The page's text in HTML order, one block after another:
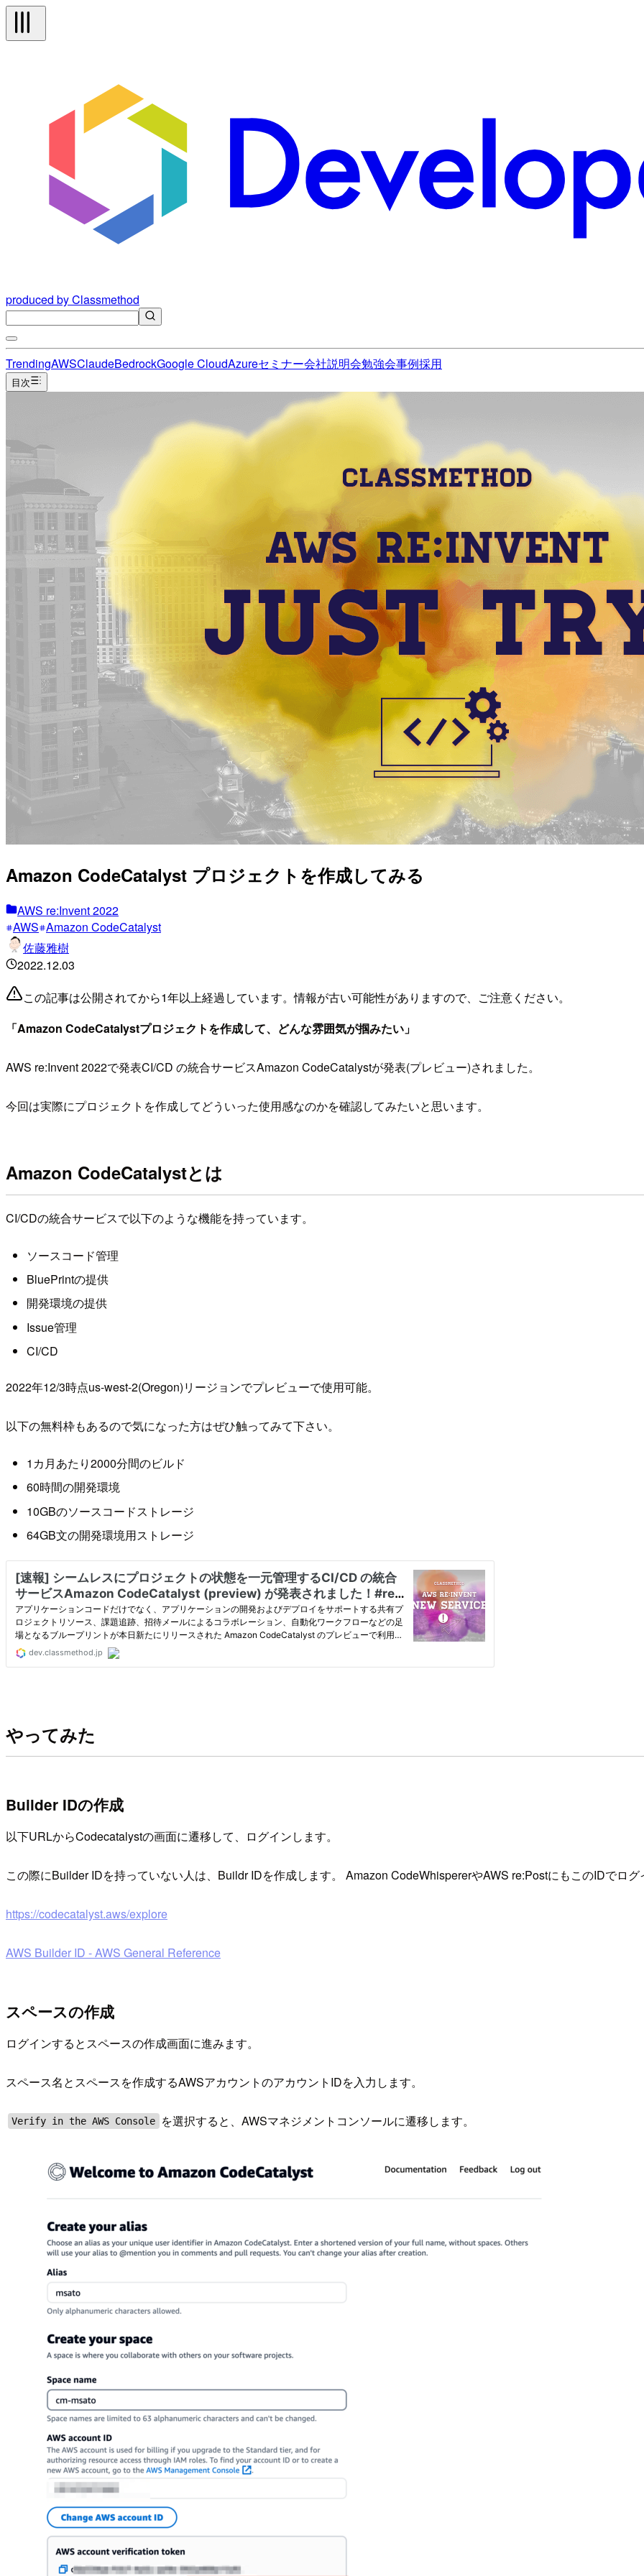
produced by Classmethod
TrendingAWSClaudeBedrockGoogle CloudAzureセミナー会社説明会勉強会事例採用
目次
Amazon CodeCatalyst プロジェクトを作成してみる
AWS re:Invent 2022
AWS Amazon CodeCatalyst
佐藤雅樹
2022.12.03
この記事は公開されてから1年以上経過しています。情報が古い可能性がありますので、ご注意ください。
「Amazon CodeCatalystプロジェクトを作成して、どんな雰囲気が掴みたい」
AWS re:Invent 2022で発表CI/CD の統合サービスAmazon CodeCatalystが発表(プレビュー)されました。
今回は実際にプロジェクトを作成してどういった使用感なのかを確認してみたいと思います。
Amazon CodeCatalystとは
CI/CDの統合サービスで以下のような機能を持っています。
ソースコード管理
BluePrintの提供
開発環境の提供
Issue管理
CI/CD
2022年12/3時点us-west-2(Oregon)リージョンでプレビューで使用可能。
以下の無料枠もあるので気になった方はぜひ触ってみて下さい。
1カ月あたり2000分間のビルド
60時間の開発環境
10GBのソースコードストレージ
64GB文の開発環境用ストレージ
やってみた
Builder IDの作成
以下URLからCodecatalystの画面に遷移して、ログインします。
この際にBuilder IDを持っていない人は、Buildr IDを作成します。 Amazon CodeWhispererやAWS re:PostにもこのIDでログ
https://codecatalyst.aws/explore
AWS Builder ID - AWS General Reference
スペースの作成
ログインするとスペースの作成画面に進みます。
スペース名とスペースを作成するAWSアカウントのアカウントIDを入力します。
Verify in the AWS Console を選択すると、AWSマネジメントコンソールに遷移します。